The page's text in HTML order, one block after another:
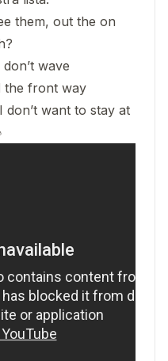
them, out the on
wave
the front way
want to stay at